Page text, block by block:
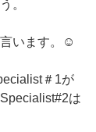
。
います。☺️
＃1が
は